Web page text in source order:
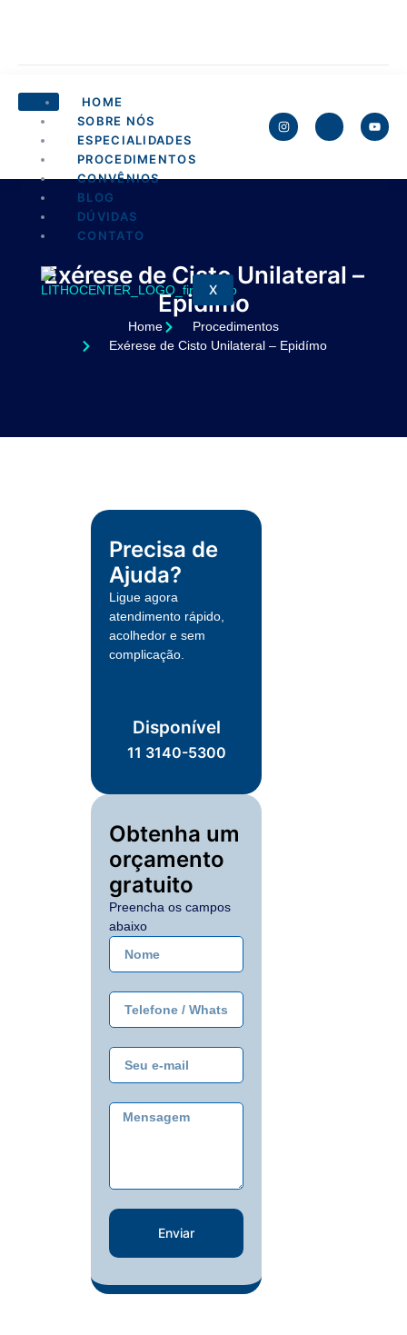
HOME
SOBRE NÓS
ESPECIALIDADES
PROCEDIMENTOS
CONVÊNIOS
BLOG
DÚVIDAS
CONTATO
X
Exérese de Cisto Unilateral –
Epidímo
Home
Procedimentos
Exérese de Cisto Unilateral – Epidímo
Precisa de
Ajuda?
Ligue agora
atendimento rápido,
acolhedor e sem
complicação.
Disponível
11 3140-5300
Obtenha um
orçamento
gratuito
Preencha os campos
abaixo
Enviar